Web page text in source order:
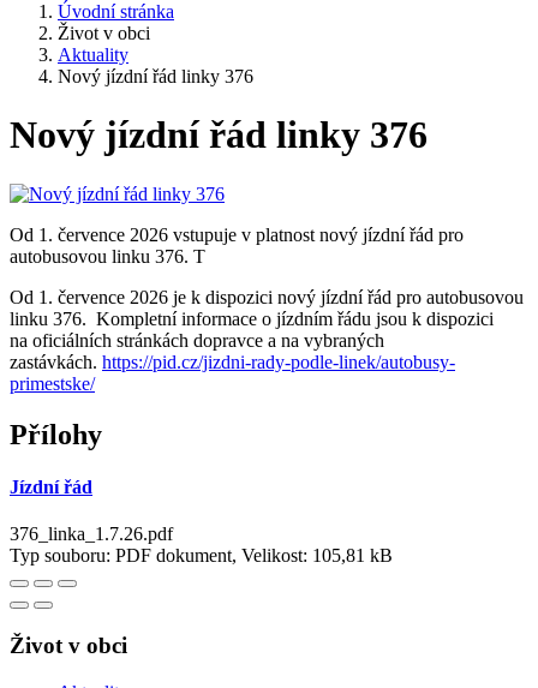
Úvodní stránka
Život v obci
Aktuality
Nový jízdní řád linky 376
Nový jízdní řád linky 376
Od 1. července 2026 vstupuje v platnost nový jízdní řád pro
autobusovou linku 376. T
Od 1. července 2026 je k dispozici nový jízdní řád pro autobusovou
linku 376. Kompletní informace o jízdním řádu jsou k dispozici
na oficiálních stránkách dopravce a na vybraných
zastávkách. https://pid.cz/jizdni-rady-podle-linek/autobusy-
primestske/
Přílohy
Jízdní řád
376_linka_1.7.26.pdf
Typ souboru: PDF dokument, Velikost: 105,81 kB
Život v obci